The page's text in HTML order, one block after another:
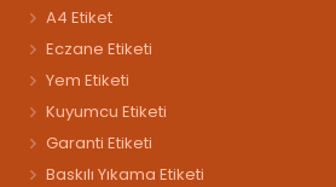
A4 Etiket
Eczane Etiketi
Yem Etiketi
Kuyumcu Etiketi
Garanti Etiketi
Baskılı Yıkama Etiketi